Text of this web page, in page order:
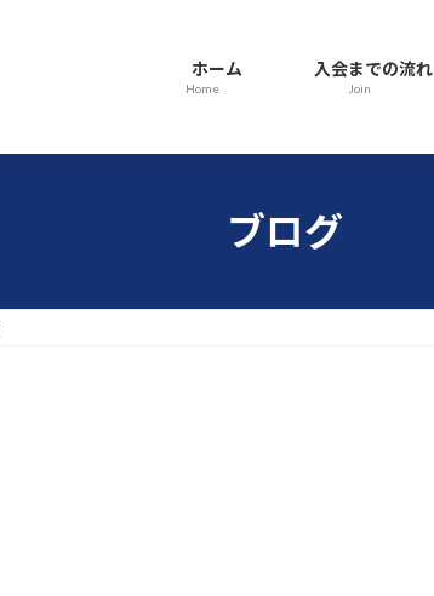
ホーム
Home
入会までの流れ
Join
ブログ